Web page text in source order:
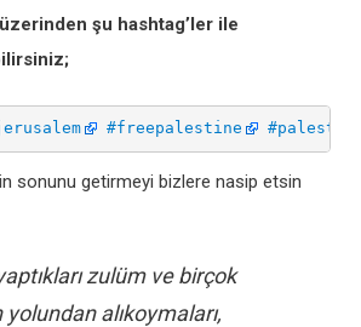
şu hashtag’ler ile
#freepalestine
sonunu getirmeyi bizlere nasip etsin
zulüm ve birçok
alıkoymaları,